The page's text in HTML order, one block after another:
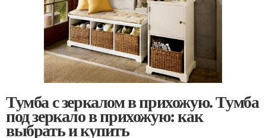
Тумба с зеркалом в прихожую. Тумба
под зеркало в прихожую: как
выбрать и купить